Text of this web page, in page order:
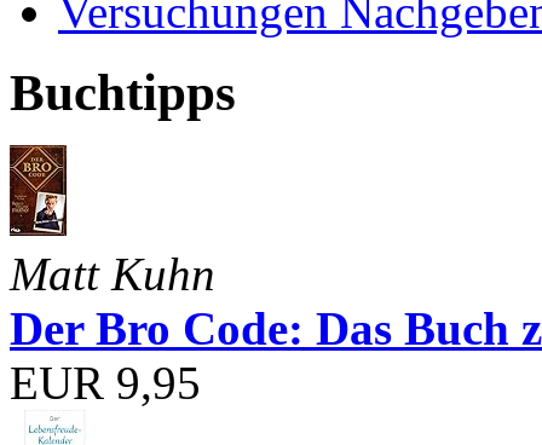
Versuchungen
Buchtipps
Matt Kuhn
Der Bro Code: Das Buch
EUR 9,95